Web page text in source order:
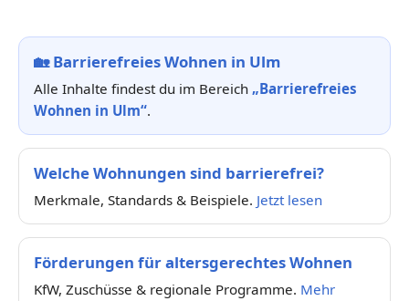
🏡Barrierefreies Wohnen in Ulm
Alle Inhalte findest du im Bereich „Barrierefreies
Wohnen in Ulm“.
Welche Wohnungen sind barrierefrei?
Merkmale, Standards & Beispiele. Jetzt lesen
Förderungen für altersgerechtes Wohnen
KfW, Zuschüsse & regionale Programme. Mehr